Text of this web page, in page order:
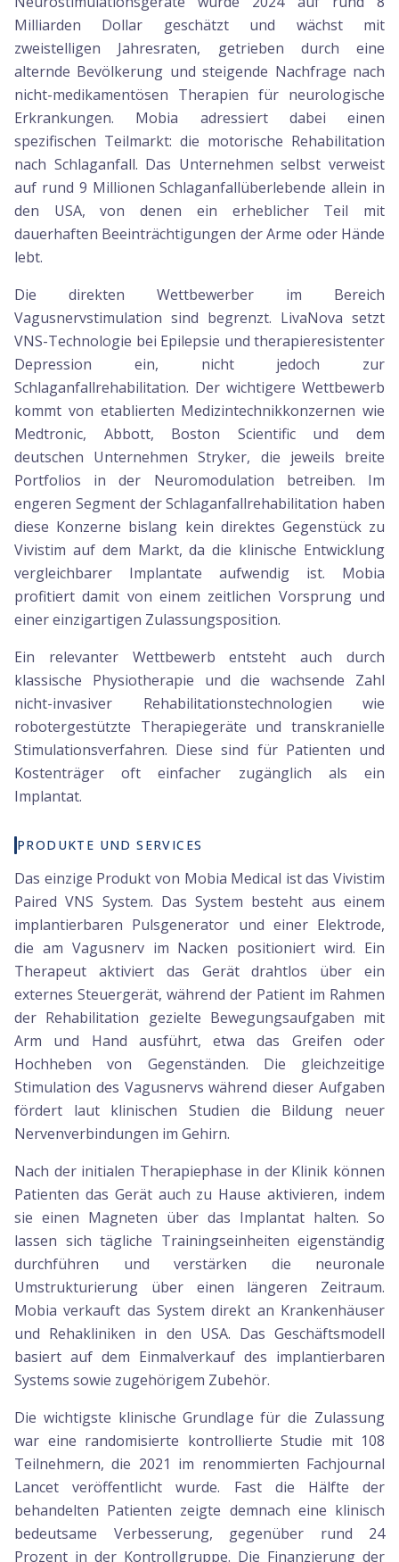
Milliarden Dollar geschätzt und wächst mit
zweistelligen Jahresraten, getrieben durch eine
alternde Bevölkerung und steigende Nachfrage nach
nicht-medikamentösen Therapien für neurologische
Erkrankungen. Mobia adressiert dabei einen
spezifischen Teilmarkt: die motorische Rehabilitation
nach Schlaganfall. Das Unternehmen selbst verweist
auf rund 9 Millionen Schlaganfallüberlebende allein in
den USA, von denen ein erheblicher Teil mit
dauerhaften Beeinträchtigungen der Arme oder Hände
lebt.
Die direkten Wettbewerber im Bereich
Vagusnervstimulation sind begrenzt. LivaNova setzt
VNS-Technologie bei Epilepsie und therapieresistenter
Depression ein, nicht jedoch zur
Schlaganfallrehabilitation. Der wichtigere Wettbewerb
kommt von etablierten Medizintechnikkonzernen wie
Medtronic, Abbott, Boston Scientific und dem
deutschen Unternehmen Stryker, die jeweils breite
Portfolios in der Neuromodulation betreiben. Im
engeren Segment der Schlaganfallrehabilitation haben
diese Konzerne bislang kein direktes Gegenstück zu
Vivistim auf dem Markt, da die klinische Entwicklung
vergleichbarer Implantate aufwendig ist. Mobia
profitiert damit von einem zeitlichen Vorsprung und
einer einzigartigen Zulassungsposition.
Ein relevanter Wettbewerb entsteht auch durch
klassische Physiotherapie und die wachsende Zahl
nicht-invasiver Rehabilitationstechnologien wie
robotergestützte Therapiegeräte und transkranielle
Stimulationsverfahren. Diese sind für Patienten und
Kostenträger oft einfacher zugänglich als ein
Implantat.
PRODUKTE UND SERVICES
Das einzige Produkt von Mobia Medical ist das Vivistim
Paired VNS System. Das System besteht aus einem
implantierbaren Pulsgenerator und einer Elektrode,
die am Vagusnerv im Nacken positioniert wird. Ein
Therapeut aktiviert das Gerät drahtlos über ein
externes Steuergerät, während der Patient im Rahmen
der Rehabilitation gezielte Bewegungsaufgaben mit
Arm und Hand ausführt, etwa das Greifen oder
Hochheben von Gegenständen. Die gleichzeitige
Stimulation des Vagusnervs während dieser Aufgaben
fördert laut klinischen Studien die Bildung neuer
Nervenverbindungen im Gehirn.
Nach der initialen Therapiephase in der Klinik können
Patienten das Gerät auch zu Hause aktivieren, indem
sie einen Magneten über das Implantat halten. So
lassen sich tägliche Trainingseinheiten eigenständig
durchführen und verstärken die neuronale
Umstrukturierung über einen längeren Zeitraum.
Mobia verkauft das System direkt an Krankenhäuser
und Rehakliniken in den USA. Das Geschäftsmodell
basiert auf dem Einmalverkauf des implantierbaren
Systems sowie zugehörigem Zubehör.
Die wichtigste klinische Grundlage für die Zulassung
war eine randomisierte kontrollierte Studie mit 108
Teilnehmern, die 2021 im renommierten Fachjournal
Lancet veröffentlicht wurde. Fast die Hälfte der
behandelten Patienten zeigte demnach eine klinisch
bedeutsame Verbesserung, gegenüber rund 24
Prozent in der Kontrollgruppe. Die Finanzierung der